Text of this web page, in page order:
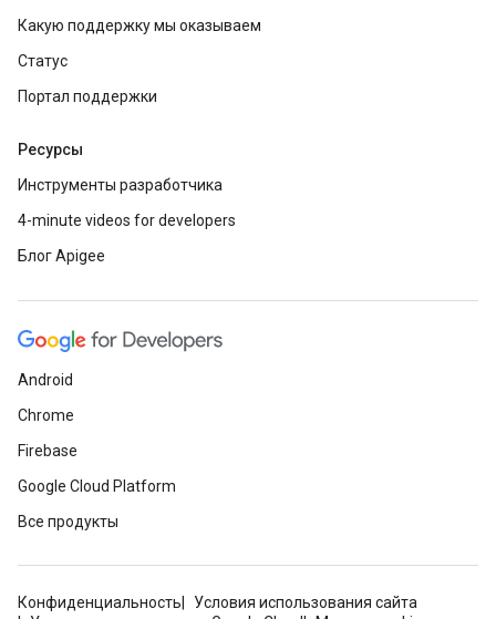
Какую поддержку мы оказываем
Статус
Портал поддержки
Ресурсы
Инструменты разработчика
4-minute videos for developers
Блог Apigee
Android
Chrome
Firebase
Google Cloud Platform
Все продукты
Конфиденциальность
Условия использования сайта